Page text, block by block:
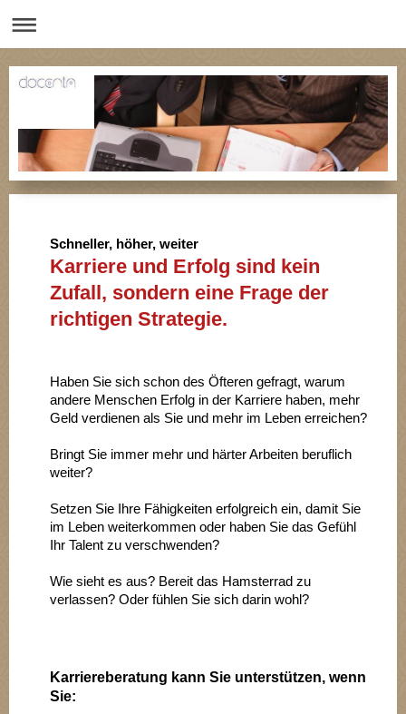
Schneller, höher, weiter
Karriere und Erfolg sind kein
Zufall, sondern eine Frage der
richtigen Strategie.
Haben Sie sich schon des Öfteren gefragt, warum
andere Menschen Erfolg in der Karriere haben, mehr
Geld verdienen als Sie und mehr im Leben erreichen?
Bringt Sie immer mehr und härter Arbeiten beruflich
weiter?
Setzen Sie Ihre Fähigkeiten erfolgreich ein, damit Sie
im Leben weiterkommen oder haben Sie das Gefühl
Ihr Talent zu verschwenden?
Wie sieht es aus? Bereit das Hamsterrad zu
verlassen? Oder fühlen Sie sich darin wohl?
Karriereberatung kann Sie unterstützen, wenn
Sie: